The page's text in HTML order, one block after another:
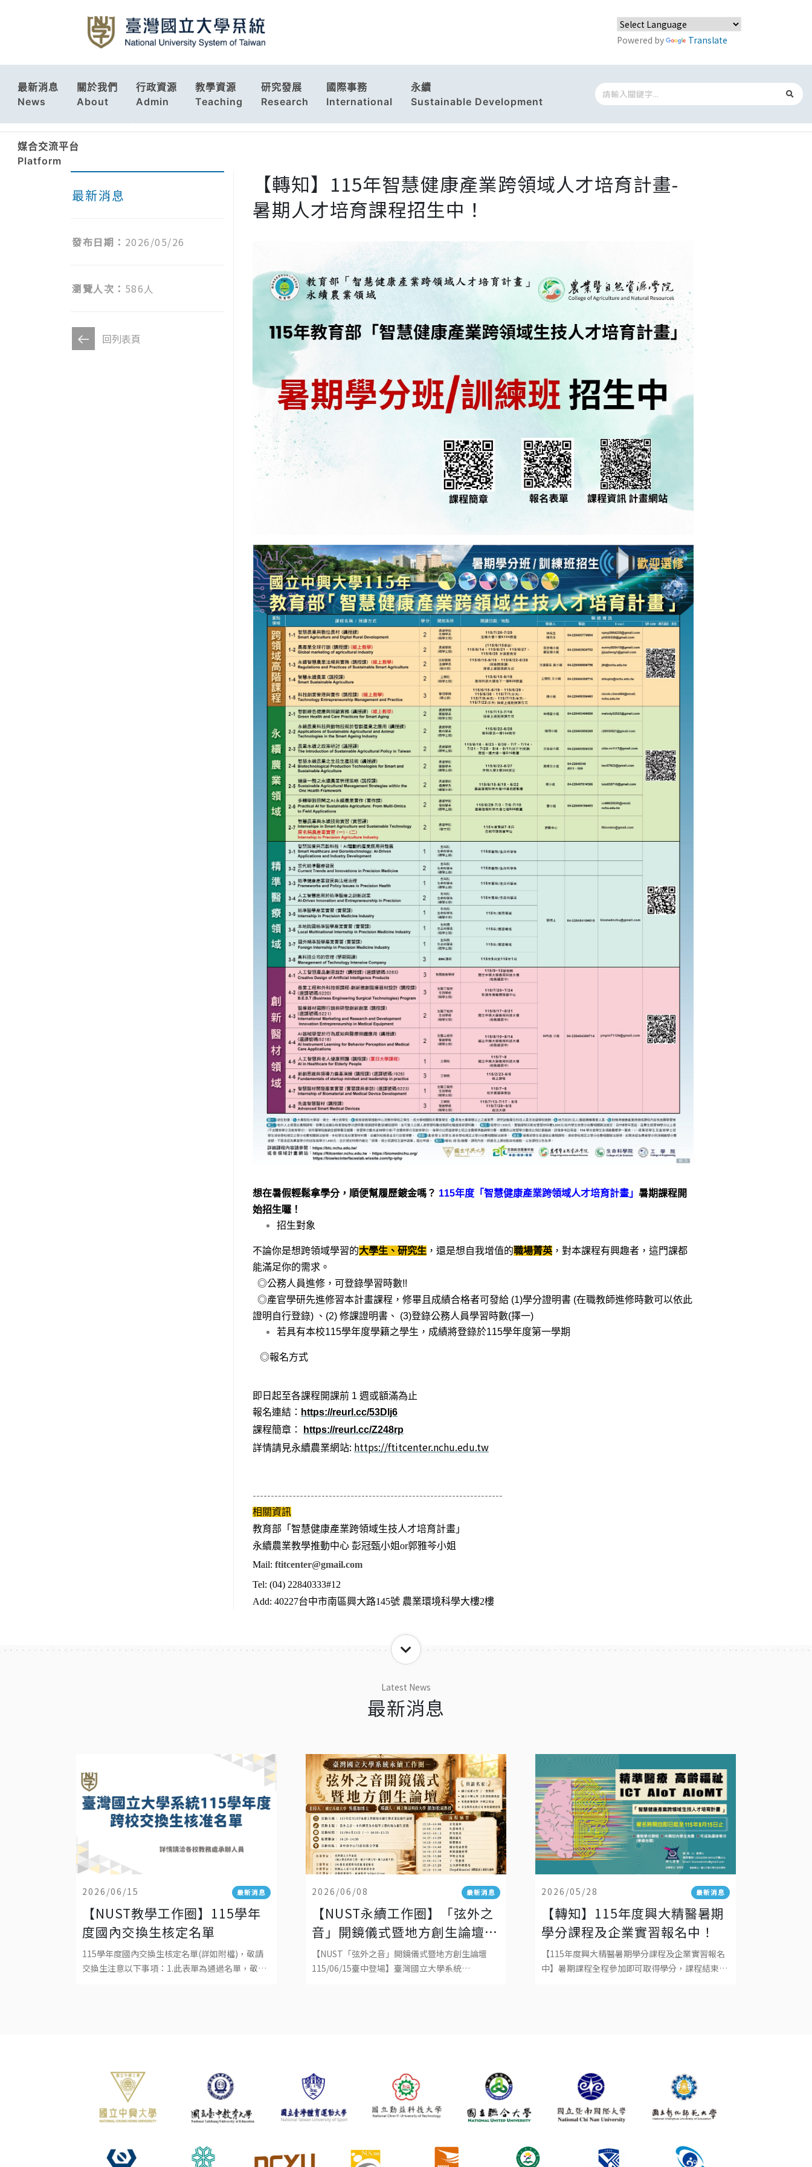
Powered by Translate
最新消息
News
關於我們
About
行政資源
Admin
教學資源
Teaching
研究發展
Research
國際事務
International
永續
Sustainable Development
媒合交流平台
Platform
最新消息
發布日期： 2026/05/26
瀏覽人次： 586人
回列表頁
【轉知】115年智慧健康產業跨領域人才培育計畫-
暑期人才培育課程招生中！
想在暑假輕鬆拿學分，順便幫履歷鍍金嗎？ 115年度「智慧健康產業跨領域人才培育計畫」 暑期課程開
始招生囉！
招生對象
不論你是想跨領域學習的大學生、研究生 ，還是想自我增值的職場菁英 ，對本課程有興趣者，這門課都
能滿足你的需求。
◎公務人員進修，可登錄學習時數!!
◎產官學研先進修習本計畫課程，修畢且成績合格者可發給 (1)學分證明書 (在職教師進修時數可以依此
證明自行登錄) 、 (2) 修課證明書、 (3)登錄公務人員學習時數(擇一)
若具有本校115學年度學籍之學生，成績將登錄於115學年度第一學期
◎報名方式
即日起至各課程開課前 1 週或額滿為止
報名連結： https://reurl.cc/53Dlj6
課程簡章：
https://reurl.cc/Z248rp
詳情請見永續農業網站: https://ftitcenter.nchu.edu.tw
---------------------------------------------------------------------
相關資訊
教育部「智慧健康產業跨領域生技人才培育計畫」
永續農業教學推動中心 彭冠甄小姐or郭雅芩小姐
Mail: ftitcenter@gmail.com
Tel: (04) 22840333#12
Add: 40227台中市南區興大路145號 農業環境科學大樓2樓
Latest News
最新消息
2026/06/15 最新消息
【NUST教學工作圈】115學年
度國內交換生核定名單
115學年度國內交換生核定名單(詳如附檔)，敬請
交換生注意以下事項：1.此表單為通過名單，敬請
2026/06/08 最新消息
【NUST永續工作圈】「弦外之
音」開鏡儀式暨地方創生論壇
115/06/15將在臺中登場！
【NUST「弦外之音」開鏡儀式暨地方創生論壇
115/06/15臺中登場】臺灣國立大學系統
2026/05/28 最新消息
【轉知】115年度興大精醫暑期
學分課程及企業實習報名中！
【115年度興大精醫暑期學分課程及企業實習報名
中】暑期課程全程參加即可取得學分，課程結束可